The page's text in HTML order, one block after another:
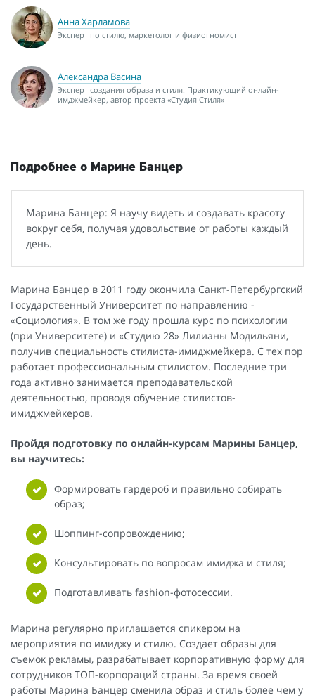
Анна Харламова
Эксперт по стилю, маркетолог и физиогномист
Александра Васина
Эксперт создания образа и стиля. Практикующий онлайн-
имджмейкер, автор проекта «Студия Стиля»
Подробнее о Марине Банцер
Марина Банцер: Я научу видеть и создавать красоту
вокруг себя, получая удовольствие от работы каждый
день.
Марина Банцер в 2011 году окончила Санкт-Петербургский
Государственный Университет по направлению -
«Социология». В том же году прошла курс по психологии
(при Университете) и «Студию 28» Лилианы Модильяни,
получив специальность стилиста-имиджмейкера. С тех пор
работает профессиональным стилистом. Последние три
года активно занимается преподавательской
деятельностью, проводя обучение стилистов-
имиджмейкеров.
Пройдя подготовку по онлайн-курсам Марины Банцер,
вы научитесь:
Формировать гардероб и правильно собирать
образ;
Шоппинг-сопровождению;
Консультировать по вопросам имиджа и стиля;
Подготавливать fashion-фотосессии.
Марина регулярно приглашается спикером на
мероприятия по имиджу и стилю. Создает образы для
съемок рекламы, разрабатывает корпоративную форму для
сотрудников ТОП-корпораций страны. За время своей
работы Марина Банцер сменила образ и стиль более чем у